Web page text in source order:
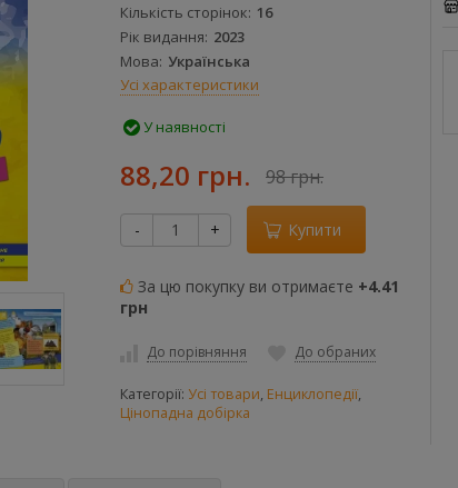
Кількість сторінок 16
Рік видання 2023
Мова Українська
Усі характеристики
У наявності
88,20 грн. 98 грн.
- + Купити
За цю покупку ви отримаєте +4.41
грн
До порівняння До обраних
Категорії: Усі товари, Енциклопедії,
Цінопадна добірка